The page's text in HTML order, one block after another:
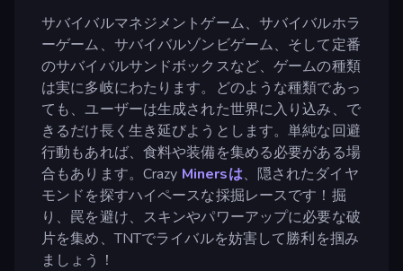
サバイバルマネジメントゲーム、サバイバルホラ
ーゲーム、サバイバルゾンビゲーム、そして定番
のサバイバルサンドボックスなど、ゲームの種類
は実に多岐にわたります。どのような種類であっ
ても、ユーザーは生成された世界に入り込み、で
きるだけ長く生き延びようとします。単純な回避
行動もあれば、食料や装備を集める必要がある場
合もあります。Crazy Minersは、隠されたダイヤ
モンドを探すハイペースな採掘レースです！掘
り、罠を避け、スキンやパワーアップに必要な破
片を集め、TNTでライバルを妨害して勝利を掴み
ましょう！